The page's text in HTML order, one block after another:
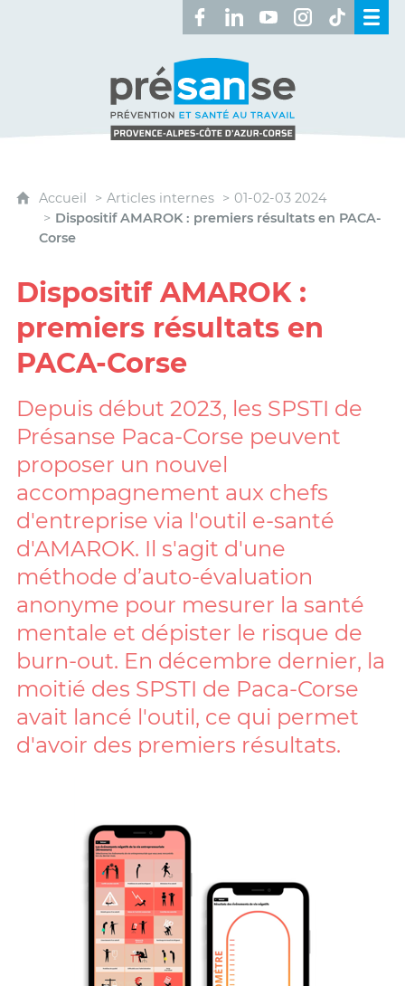
Retrouvez-nous sur Facebook
Retrouvez-nous sur
Retrouvez-nous sur
Retrouvez-
Accueil Articles internes
01-02-03 2024
Dispositif AMAROK : premiers résultats en PACA-
Corse
Dispositif AMAROK :
premiers résultats en
PACA-Corse
Depuis début 2023, les SPSTI de
Présanse Paca-Corse peuvent
proposer un nouvel
accompagnement aux chefs
d'entreprise via l'outil e-santé
d'AMAROK. Il s'agit d'une
méthode d’auto-évaluation
anonyme pour mesurer la santé
mentale et dépister le risque de
burn-out. En décembre dernier, la
moitié des SPSTI de Paca-Corse
avait lancé l'outil, ce qui permet
d'avoir des premiers résultats.